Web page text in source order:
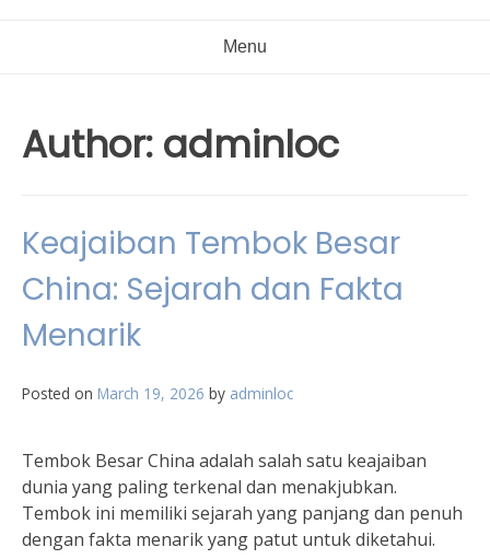
Menu
Author: adminloc
Keajaiban Tembok Besar
China: Sejarah dan Fakta
Menarik
Posted on March 19, 2026 by adminloc
Tembok Besar China adalah salah satu keajaiban
dunia yang paling terkenal dan menakjubkan.
Tembok ini memiliki sejarah yang panjang dan penuh
dengan fakta menarik yang patut untuk diketahui.